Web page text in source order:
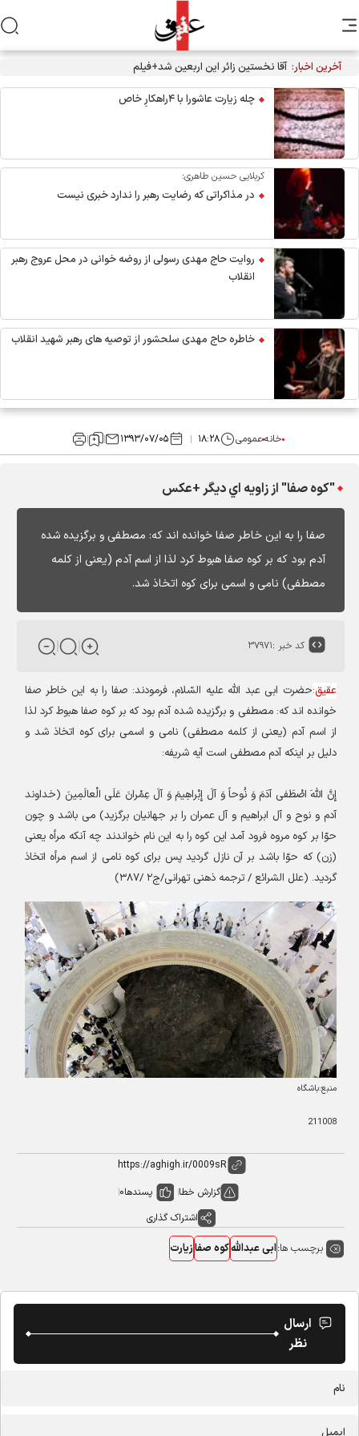
آخرین اخبار: آقا نخستین زائر این اربعین شد+فیلم
چله زیارت عاشورا با ۴راهکارِ خاص
کربلایی حسین طاهری:
در مذاکراتی که رضایت رهبر را ندارد خبری نیست
روایت حاج مهدی رسولی از روضه خوانی در محل عروج رهبر
انقلاب
خاطره حاج مهدی سلحشور از توصیه های رهبر شهید انقلاب
خانهعمومی ۱۸:۲۸ ۱۳۹۳/۰۷/۰۵
"كوه صفا" از زاويه اي ديگر +عكس
صفا را به اين خاطر صفا خوانده‏ اند كه: مصطفى و برگزيده شده
آدم بود كه بر كوه صفا هبوط كرد لذا از اسم آدم (يعنى از كلمه
مصطفى) نامى و اسمى براى كوه اتخاذ شد.
کد خبر :۳۷۹۷۱
عقیق:حضرت ابى عبد اللَّه عليه السّلام، فرمودند: صفا را به اين خاطر صفا
خوانده‏ اند كه: مصطفى و برگزيده شده آدم بود كه بر كوه صفا هبوط كرد لذا
از اسم آدم (يعنى از كلمه مصطفى) نامى و اسمى براى كوه اتخاذ شد و
دليل بر اينكه آدم مصطفى است آيه شريفه:
إِنَّ اللَّهَ اصْطَفى‏ آدَمَ وَ نُوحاً وَ آلَ إِبْراهِيمَ وَ آلَ عِمْرانَ عَلَى الْعالَمِينَ‏ (خداوند
آدم و نوح و آل ابراهيم و آل عمران را بر جهانيان برگزيد) مى‏ باشد و چون
حوّا بر كوه مروه فرود آمد اين كوه را به اين نام خواندند چه آنكه مرأه يعنى
(زن) كه حوّا باشد بر آن نازل گرديد پس براى كوه نامى از اسم مرأه اتخاذ
گرديد. (علل الشرائع / ترجمه ذهنى تهرانى/ج‏۲ /۳۸۷ )
منبع:باشگاه
211008
گزارش خطا پسندها0
اشتراک گذاری
برچسب ها:ابی عبداللهکوه صفازیارت
ارسال
نظر